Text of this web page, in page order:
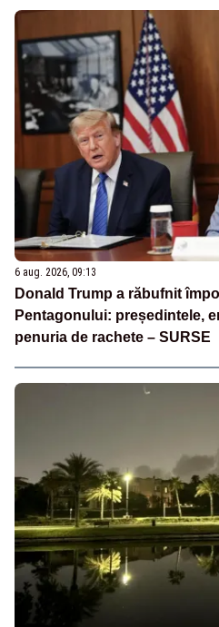
6 aug. 2026, 09:13
Donald Trump a răbufnit
Pentagonului: președintele,
penuria de rachete – SURSE